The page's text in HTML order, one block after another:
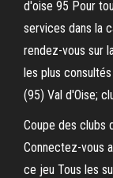
d'oise 95 Pour
services dans la
rendez-vous sur
les plus
(95) Val d'Oise;
Coupe des clubs
Connectez-vous
ce jeu Tous les